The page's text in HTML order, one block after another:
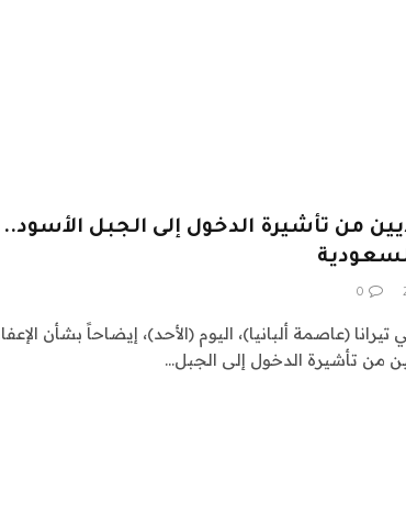
من تأشيرة الدخول إلى الجبل الأسود..
0
(عاصمة ألبانيا)، اليوم (الأحد)، إيضاحاً بشأن
من تأشيرة الدخول إلى الجبل…